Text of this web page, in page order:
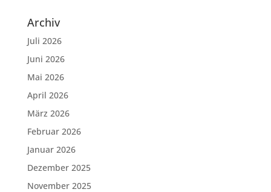
Archiv
Juli 2026
Juni 2026
Mai 2026
April 2026
März 2026
Februar 2026
Januar 2026
Dezember 2025
November 2025